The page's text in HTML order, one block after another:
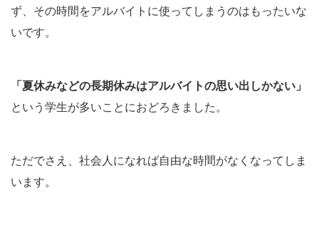
ず、その時間をアルバイトに使ってしまうのはもったいな
いです。
「夏休みなどの長期休みはアルバイトの思い出しかない」
という学生が多いことにおどろきました。
ただでさえ、社会人になれば自由な時間がなくなってしま
います。